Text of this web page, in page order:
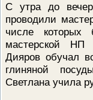
С утра до
проводили
числе
мастерской
Дияров обучал
глиняной
Светлана учила